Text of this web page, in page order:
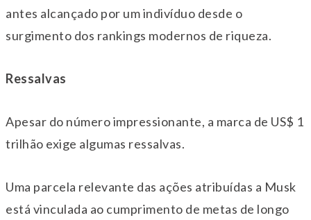
antes alcançado por um indivíduo desde o
surgimento dos rankings modernos de riqueza.
Ressalvas
Apesar do número impressionante, a marca de US$ 1
trilhão exige algumas ressalvas.
Uma parcela relevante das ações atribuídas a Musk
está vinculada ao cumprimento de metas de longo